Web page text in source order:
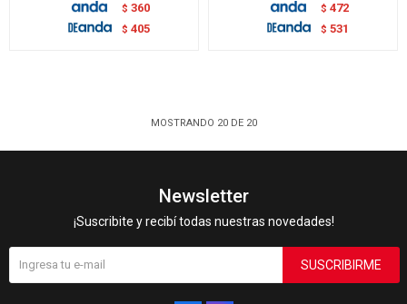
$ 360
$ 405
$ 472
$ 531
MOSTRANDO 20DE 20
Newsletter
¡Suscribite y recibí todas nuestras novedades!
SUSCRIBIRME